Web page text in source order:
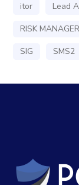
itor
Lead
RISK MANAGER
SIG
SMS2